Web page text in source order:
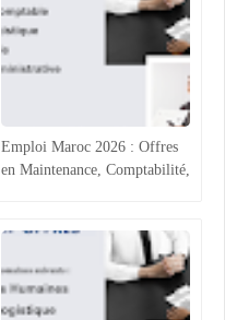
Emploi Maroc 2026 : Offres
en Maintenance, Comptabilité,